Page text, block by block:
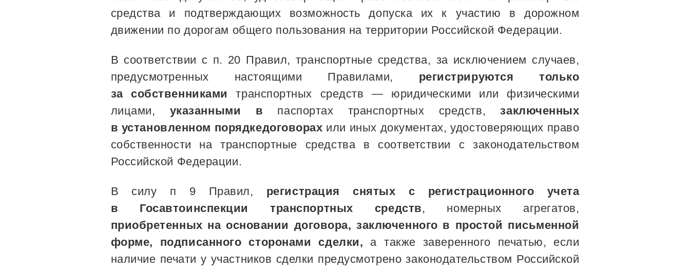
средства и подтверждающих возможность допуска их к участию в дорожном
движении по дорогам общего пользования на территории Российской Федерации.
В соответствии с п. 20 Правил, транспортные средства, за исключением случаев,
предусмотренных настоящими Правилами, регистрируются только
за собственниками
транспортных средств — юридическими или физическими
лицами, указанными в паспортах транспортных средств,заключенных
в установленном порядкедоговорах или иных документах, удостоверяющих право
собственности на транспортные средства в соответствии с законодательством
Российской Федерации.
В силу п 9 Правил, регистрация снятых с регистрационного учета
в Госавтоинспекции транспортных средств, номерных агрегатов,
приобретенных на основании договора, заключенного в простой письменной
форме, подписанного сторонами сделки, а также заверенного печатью, если
наличие печати у участников сделки предусмотрено законодательством Российской